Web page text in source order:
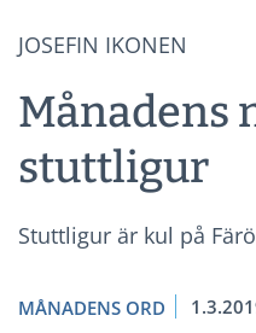
JOSEFIN IKONEN
Månadens
stuttligur
Stuttligur är kul på
MÅNADENS ORD